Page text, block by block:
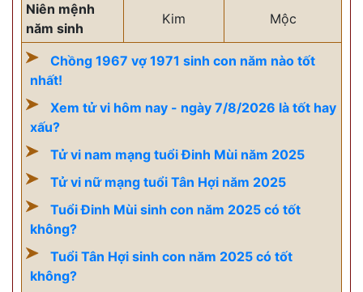
Niên mệnh
năm sinh
Kim Mộc
Chồng 1967 vợ 1971 sinh con năm nào tốt
nhất!
Xem tử vi hôm nay - ngày 7/8/2026 là tốt hay
xấu?
Tử vi nam mạng tuổi Đinh Mùi năm 2025
Tử vi nữ mạng tuổi Tân Hợi năm 2025
Tuổi Đinh Mùi sinh con năm 2025 có tốt
không?
Tuổi Tân Hợi sinh con năm 2025 có tốt
không?